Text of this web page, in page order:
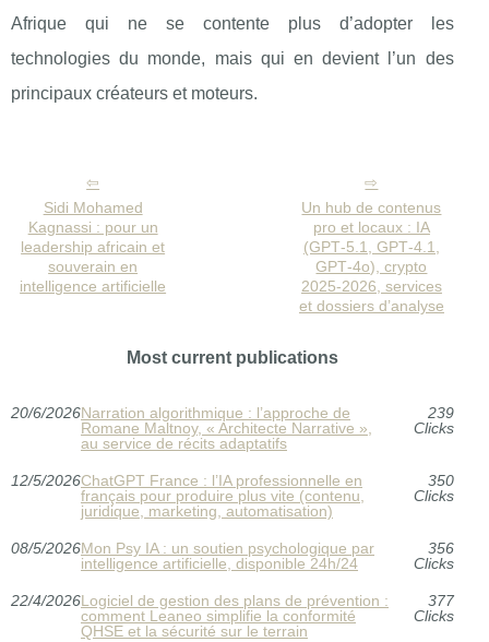
Afrique qui ne se contente plus d’adopter les
technologies du monde, mais qui en devient l’un des
principaux créateurs et moteurs.
Sidi Mohamed
Kagnassi : pour un
leadership africain et
souverain en
intelligence artificielle
Un hub de contenus
pro et locaux : IA
(GPT‑5.1, GPT‑4.1,
GPT‑4o), crypto
2025‑2026, services
et dossiers d’analyse
Most current publications
20/6/2026Narration algorithmique : l’approche de
Romane Maltnoy, « Architecte Narrative »,
au service de récits adaptatifs
239
Clicks
12/5/2026ChatGPT France : l’IA professionnelle en
français pour produire plus vite (contenu,
juridique, marketing, automatisation)
350
Clicks
08/5/2026Mon Psy IA : un soutien psychologique par
intelligence artificielle, disponible 24h/24
356
Clicks
22/4/2026Logiciel de gestion des plans de prévention :
comment Leaneo simplifie la conformité
QHSE et la sécurité sur le terrain
377
Clicks